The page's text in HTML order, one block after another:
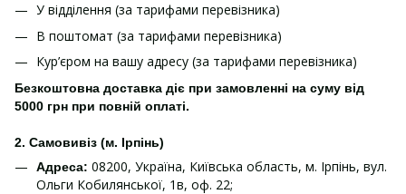
У відділення (за тарифами перевізника)
В поштомат (за тарифами перевізника)
Кур’єром на вашу адресу (за тарифами перевізника)
Безкоштовна доставка діє при замовленні на суму від
5000 грн при повній оплаті.
2. Самовивіз (м. Ірпінь)
Адреса: 08200, Україна, Київська область, м. Ірпінь, вул.
Ольги Кобилянської, 1в, оф. 22;